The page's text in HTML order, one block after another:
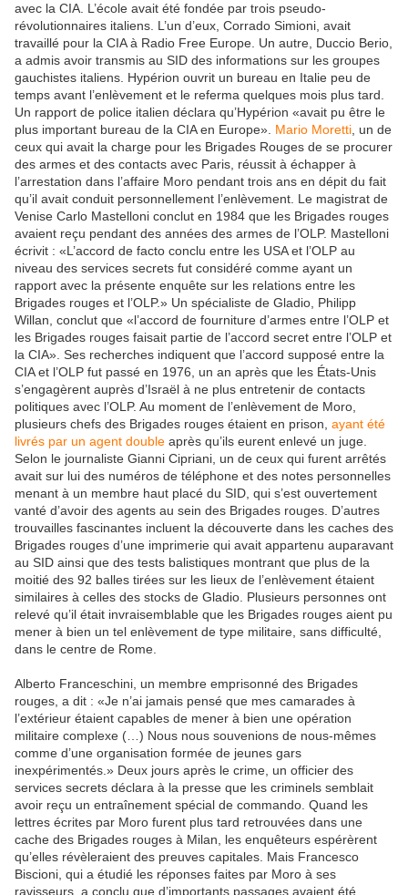
avec la CIA. L’école avait été fondée par trois pseudo-
révolutionnaires italiens. L’un d’eux, Corrado Simioni, avait
travaillé pour la CIA à Radio Free Europe. Un autre, Duccio Berio,
a admis avoir transmis au SID des informations sur les groupes
gauchistes italiens. Hypérion ouvrit un bureau en Italie peu de
temps avant l’enlèvement et le referma quelques mois plus tard.
Un rapport de police italien déclara qu’Hypérion «avait pu être le
plus important bureau de la CIA en Europe». Mario Moretti , un de
ceux qui avait la charge pour les Brigades Rouges de se procurer
des armes et des contacts avec Paris, réussit à échapper à
l’arrestation dans l’affaire Moro pendant trois ans en dépit du fait
qu’il avait conduit personnellement l’enlèvement. Le magistrat de
Venise Carlo Mastelloni conclut en 1984 que les Brigades rouges
avaient reçu pendant des années des armes de l’OLP. Mastelloni
écrivit : «L’accord de facto conclu entre les USA et l’OLP au
niveau des services secrets fut considéré comme ayant un
rapport avec la présente enquête sur les relations entre les
Brigades rouges et l’OLP.» Un spécialiste de Gladio, Philipp
Willan, conclut que «l’accord de fourniture d’armes entre l’OLP et
les Brigades rouges faisait partie de l’accord secret entre l’OLP et
la CIA». Ses recherches indiquent que l’accord supposé entre la
CIA et l’OLP fut passé en 1976, un an après que les États-Unis
s’engagèrent auprès d’Israël à ne plus entretenir de contacts
politiques avec l’OLP. Au moment de l’enlèvement de Moro,
plusieurs chefs des Brigades rouges étaient en prison, ayant été
livrés par un agent double après qu’ils eurent enlevé un juge.
Selon le journaliste Gianni Cipriani, un de ceux qui furent arrêtés
avait sur lui des numéros de téléphone et des notes personnelles
menant à un membre haut placé du SID, qui s’est ouvertement
vanté d’avoir des agents au sein des Brigades rouges. D’autres
trouvailles fascinantes incluent la découverte dans les caches des
Brigades rouges d’une imprimerie qui avait appartenu auparavant
au SID ainsi que des tests balistiques montrant que plus de la
moitié des 92 balles tirées sur les lieux de l’enlèvement étaient
similaires à celles des stocks de Gladio. Plusieurs personnes ont
relevé qu’il était invraisemblable que les Brigades rouges aient pu
mener à bien un tel enlèvement de type militaire, sans difficulté,
dans le centre de Rome.
Alberto Franceschini, un membre emprisonné des Brigades
rouges, a dit : «Je n’ai jamais pensé que mes camarades à
l’extérieur étaient capables de mener à bien une opération
militaire complexe (…) Nous nous souvenions de nous-mêmes
comme d’une organisation formée de jeunes gars
inexpérimentés.» Deux jours après le crime, un officier des
services secrets déclara à la presse que les criminels semblait
avoir reçu un entraînement spécial de commando. Quand les
lettres écrites par Moro furent plus tard retrouvées dans une
cache des Brigades rouges à Milan, les enquêteurs espérèrent
qu’elles révèleraient des preuves capitales. Mais Francesco
Biscioni, qui a étudié les réponses faites par Moro à ses
ravisseurs, a conclu que d’importants passages avaient été